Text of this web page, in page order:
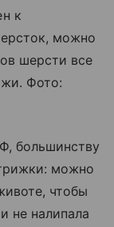
к
можно
шерсти все
Фото:
большинству
можно
чтобы
не налипала